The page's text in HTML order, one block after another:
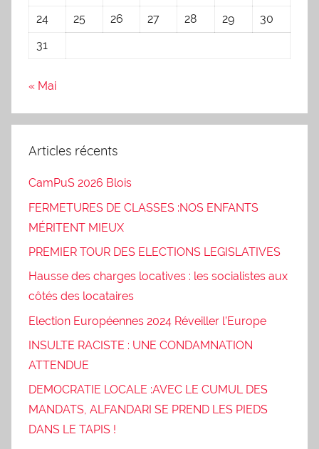
24
25 26 27 28 29
30
31
« Mai
Articles récents
CamPuS 2026 Blois
FERMETURES DE CLASSES :NOS ENFANTS
MÉRITENT MIEUX
PREMIER TOUR DES ELECTIONS LEGISLATIVES
Hausse des charges locatives : les socialistes aux
côtés des locataires
Election Européennes 2024 Réveiller l’Europe
INSULTE RACISTE : UNE CONDAMNATION
ATTENDUE
DEMOCRATIE LOCALE :AVEC LE CUMUL DES
MANDATS, ALFANDARI SE PREND LES PIEDS
DANS LE TAPIS !